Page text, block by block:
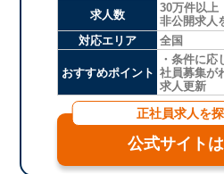
求人数
30万件以
非公開求人
対応エリア
全国
おすすめポイント
・条件に応
社員募集が
求人更新
正社員求人を
公式サイト